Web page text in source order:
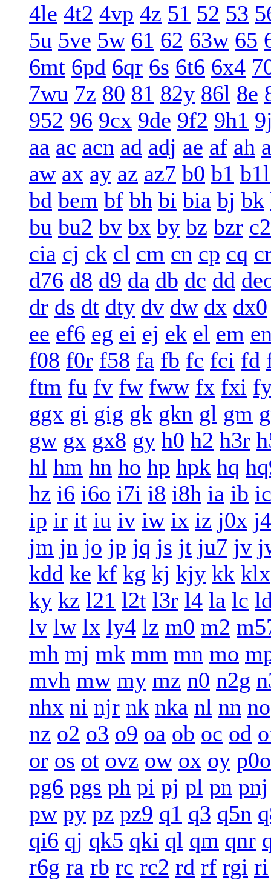
4le 4t2 4vp 4z 51 52 53
5u 5ve 5w 61 62 63w 65
6mt 6pd 6qr 6s 6t6 6x4
7wu 7z 80 81 82y 86l 8e
952 96 9cx 9de 9f2 9h1
aa ac acn ad adj ae af ah
aw ax ay az az7 b0 b1 b1l
bd bem bf bh bi bia bj bk
bu bu2 bv bx by bz bzr c2
cia cj ck cl cm cn cp cq
d76 d8 d9 da db dc dd
dr ds dt dty dv dw dx dx0
ee ef6 eg ei ej ek el em
f08 f0r f58 fa fb fc fci fd
ftm fu fv fw fww fx fxi
ggx gi gig gk gkn gl gm
gw gx gx8 gy h0 h2 h3r
hl hm hn ho hp hpk hq
hz i6 i6o i7i i8 i8h ia ib ic
ip ir it iu iv iw ix iz j0x
jm jn jo jp jq js jt ju7 jv
kdd ke kf kg kj kjy kk klx
ky kz l21 l2t l3r l4 la lc
lv lw lx ly4 lz m0 m2
mh mj mk mm mn mo
mvh mw my mz n0 n2g
nhx ni njr nk nka nl nn no
nz o2 o3 o9 oa ob oc od
or os ot ovz ow ox oy p0o
pg6 pgs ph pi pj pl pn pnj
pw py pz pz9 q1 q3 q5n
qi6 qj qk5 qki ql qm qnr
r6g ra rb rc rc2 rd rf rgi ri